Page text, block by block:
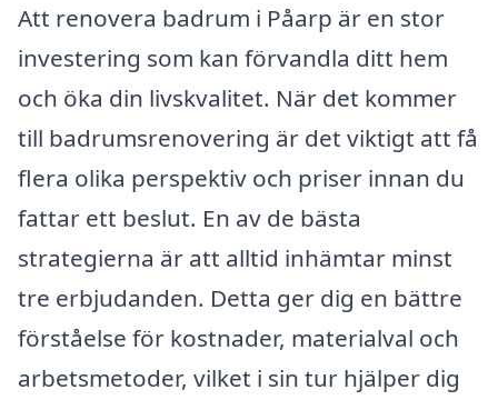
Att renovera badrum i Påarp är en stor
investering som kan förvandla ditt hem
och öka din livskvalitet. När det kommer
till badrumsrenovering är det viktigt att få
flera olika perspektiv och priser innan du
fattar ett beslut. En av de bästa
strategierna är att alltid inhämtar minst
tre erbjudanden. Detta ger dig en bättre
förståelse för kostnader, materialval och
arbetsmetoder, vilket i sin tur hjälper dig